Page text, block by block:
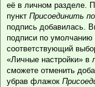
её в личном разделе.
пункт Присоединить
подпись добавилась.
подписи по
соответствующий
«Личные настройки» в
сможете отменить
убрав флажок